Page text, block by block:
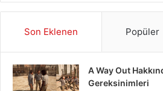
Son Eklenen Popüler
A Way Out
Gereksinimleri